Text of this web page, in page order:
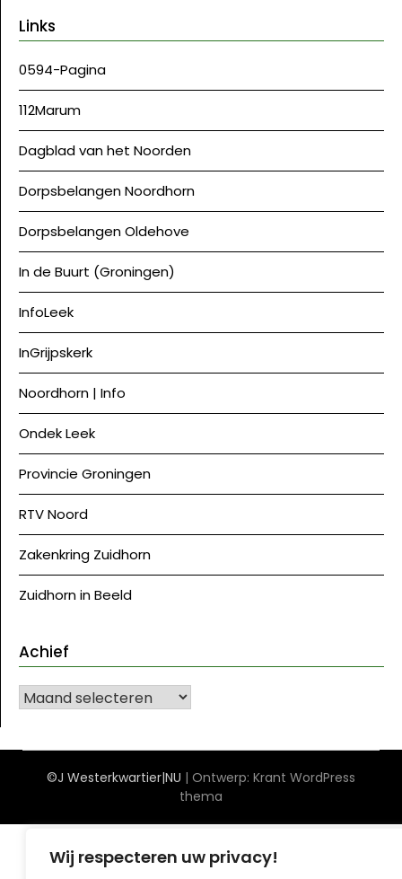
Wij respecteren uw privacy!
Links
0594-Pagina
112Marum
Dagblad van het Noorden
Dorpsbelangen Noordhorn
Dorpsbelangen Oldehove
In de Buurt (Groningen)
InfoLeek
InGrijpskerk
Noordhorn | Info
Ondek Leek
Provincie Groningen
RTV Noord
Zakenkring Zuidhorn
Zuidhorn in Beeld
Achief
Achief
©J Westerkwartier|NU | Ontwerp: Krant WordPress
thema